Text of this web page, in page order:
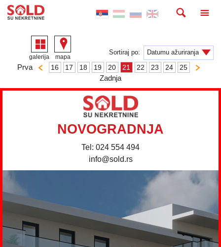
galerija mapa
Sortiraj po:
Prva 16 17 18 19 20 21 22 23 24 25
Zadnja
NOVOGRADNJA
Tel: 024 554 494
info@sold.rs